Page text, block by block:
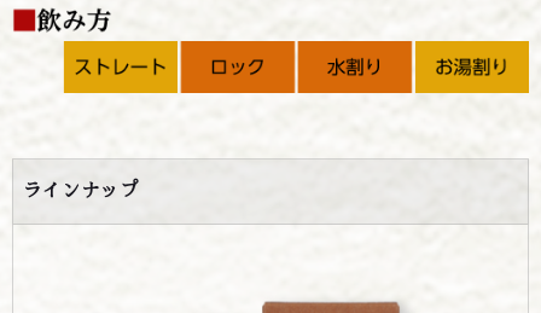
ラインナップ